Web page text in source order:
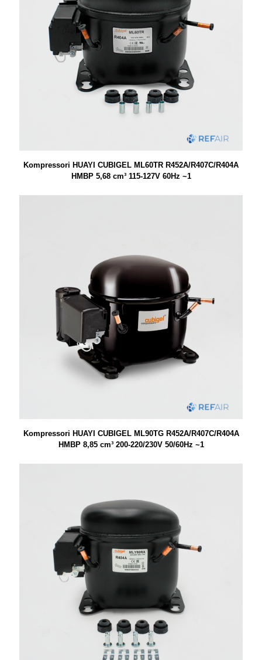
Kompressori HUAYI CUBIGEL ML60TR R452A/R407C/R404A
HMBP 5,68 cm³ 115-127V 60Hz ~1
Kompressori HUAYI CUBIGEL ML90TG R452A/R407C/R404A
HMBP 8,85 cm³ 200-220/230V 50/60Hz ~1